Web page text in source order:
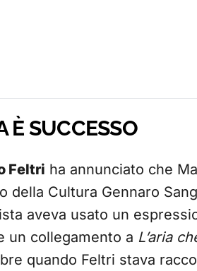
È SUCCESSO
Feltri ha annunciato che
della Cultura Gennaro
aveva usato un
un collegamento a L’aria
quando Feltri stava